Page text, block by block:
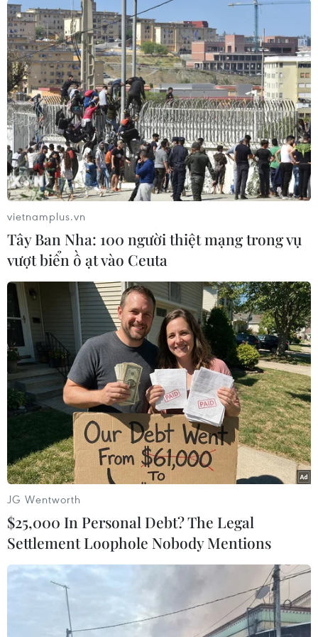
cho lĩnh vực thương mại điện tử, với thời điểm
bắt đầu dự kiến vào năm 2028.
Tại Mỹ, quy định "de minimis", cho phép miễn
thuế đối với các bưu kiện có giá trị dưới 800
USD, đã bị hủy bỏ đối với các sản phẩm nhập
khẩu từ Trung Quốc, Mexico và Canada. Đây là
một phần trong khuôn khổ gói thuế quan mà
Tổng thống Donald Trump đã ban hành đối với
các quốc gia này, được công bố vào ngày 1/2./.
EU chuẩn bị điều tra
Shein về vấn đề bảo vệ
người tiêu dùng
Nền tảng bán quần áo giá rẻ
Shein, được thành lập tại Trung
Quốc vào năm 2012, bị nghi ngờ
không thực hiện đủ các biện pháp
ngăn chặn kinh doanh những sản
phẩm không đáp ứng tiêu chuẩn
của châu Âu.
(TTXVN/Vietnam+)
vietnamplus.vn
Tây Ban Nha: 100 người thiệt mạng trong vụ
vượt biển ồ ạt vào Ceuta
JG Wentworth
$25,000 In Personal Debt? The Legal
Settlement Loophole Nobody Mentions